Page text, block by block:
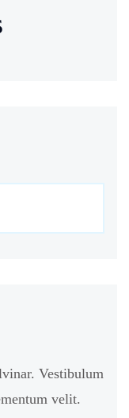
Vestibulum
velit.